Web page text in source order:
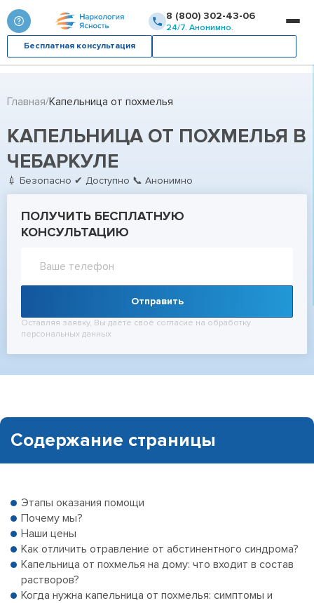
8 (800) 302-43-06
24/7. Анонимно.
Бесплатная консультация
Главная Капельница от похмелья
КАПЕЛЬНИЦА ОТ ПОХМЕЛЬЯ В
ЧЕБАРКУЛЕ
💉 Безопасно ✔ Доступно 📞 Анонимно
ПОЛУЧИТЬ БЕСПЛАТНУЮ
КОНСУЛЬТАЦИЮ
Отправить
Оставляя заявку, Вы даёте своё согласие на обработку
персональных данных
Содержание страницы
Этапы оказания помощи
Почему мы?
Наши цены
Как отличить отравление от абстинентного синдрома?
Капельница от похмелья на дому: что входит в состав
растворов?
Когда нужна капельница от похмелья: симптомы и